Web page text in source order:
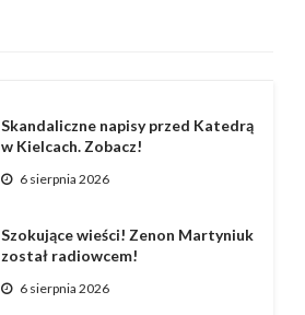
Skandaliczne napisy przed Katedrą
w Kielcach. Zobacz!
6 sierpnia 2026
Szokujące wieści! Zenon Martyniuk
został radiowcem!
6 sierpnia 2026